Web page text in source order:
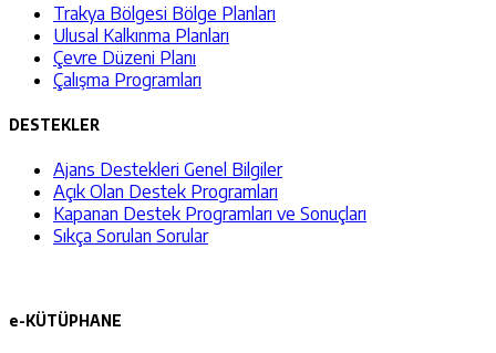
Trakya Bölgesi Bölge Planları
Ulusal Kalkınma Planları
Çevre Düzeni Planı
Çalışma Programları
DESTEKLER
Ajans Destekleri Genel Bilgiler
Açık Olan Destek Programları
Kapanan Destek Programları ve Sonuçları
Sıkça Sorulan Sorular
e-KÜTÜPHANE